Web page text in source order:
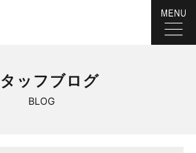
BLOG
ッフブログ